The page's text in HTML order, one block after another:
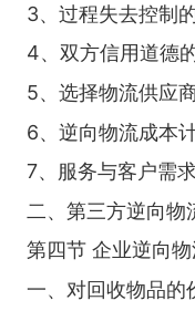
3、过程失去控制
4、双方信用道德
5、选择物流供应
6、逆向物流成本
7、服务与客户需
二、第三方逆向物
第四节 企业逆向
一、对回收物品的